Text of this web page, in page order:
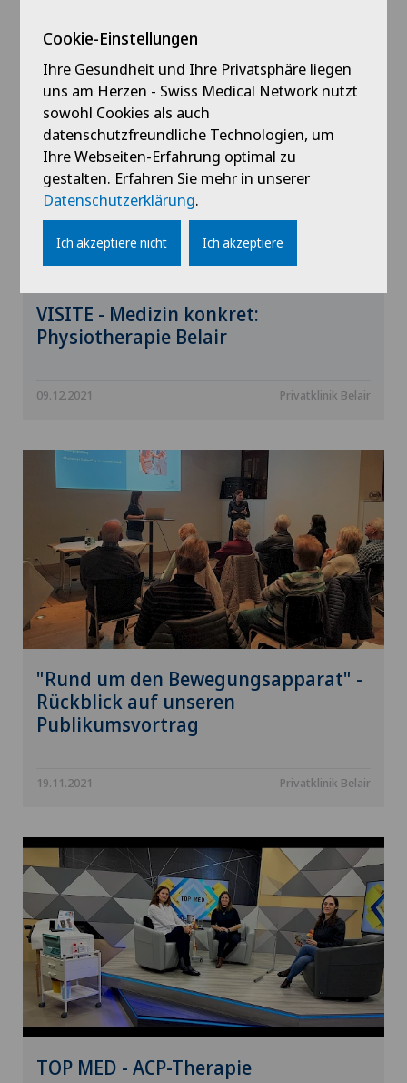
15.12.2021
VISITE - Medizin konkret:
Physiotherapie Belair
09.12.2021 Privatklinik Belair
"Rund um den Bewegungsapparat" -
Rückblick auf unseren
Publikumsvortrag
19.11.2021 Privatklinik Belair
TOP MED - ACP-Therapie
Cookie-Einstellungen
Ihre Gesundheit und Ihre Privatsphäre liegen
uns am Herzen - Swiss Medical Network nutzt
sowohl Cookies als auch
datenschutzfreundliche Technologien, um
Ihre Webseiten-Erfahrung optimal zu
gestalten. Erfahren Sie mehr in unserer
Datenschutzerklärung.
Ich akzeptiere nicht Ich akzeptiere